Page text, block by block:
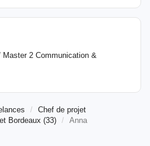
2 Communication &
Chef de projet
Bordeaux (33)
Anna